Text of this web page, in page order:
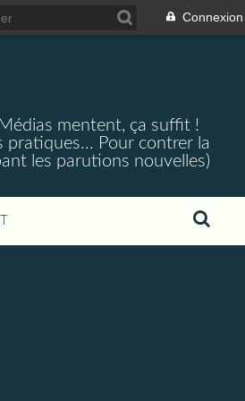
Connexion
mentent, ça suffit !
pratiques... Pour contrer la
les parutions nouvelles)